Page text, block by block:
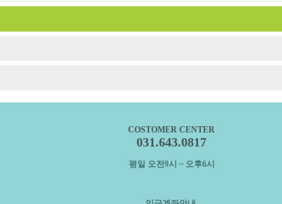
COSTOMER CENTER
031.643.0817
평일 오전9시 ~ 오후6시